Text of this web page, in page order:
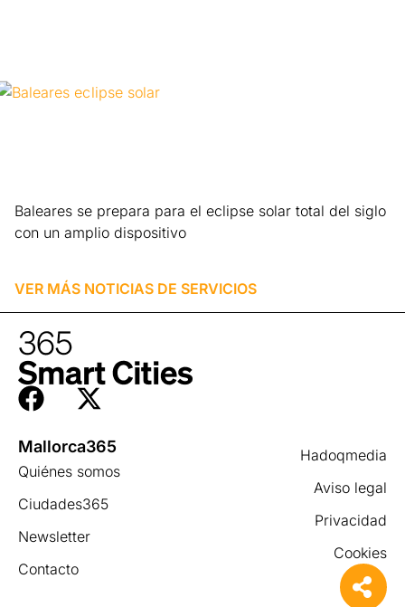
Baleares se prepara para el eclipse solar total del siglo
con un amplio dispositivo
VER MÁS NOTICIAS DE SERVICIOS
Hadoqmedia
Aviso legal
Privacidad
Cookies
Mallorca365
Quiénes somos
Ciudades365
Newsletter
Contacto